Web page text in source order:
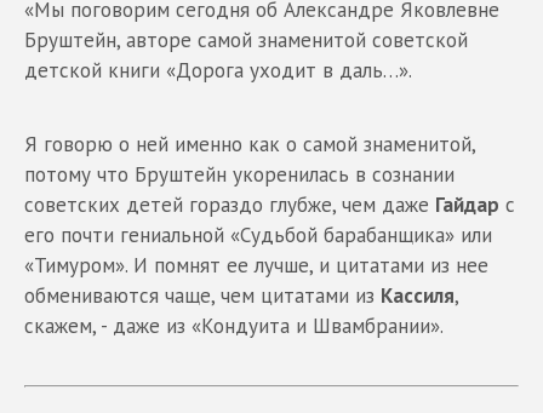
«Мы поговорим сегодня об Александре Яковлевне
Бруштейн, авторе самой знаменитой советской
детской книги «Дорога уходит в даль…».
Я говорю о ней именно как о самой знаменитой,
потому что Бруштейн укоренилась в сознании
советских детей гораздо глубже, чем даже Гайдар с
его почти гениальной «Судьбой барабанщика» или
«Тимуром». И помнят ее лучше, и цитатами из нее
обмениваются чаще, чем цитатами из Кассиля,
скажем, - даже из «Кондуита и Швамбрании».